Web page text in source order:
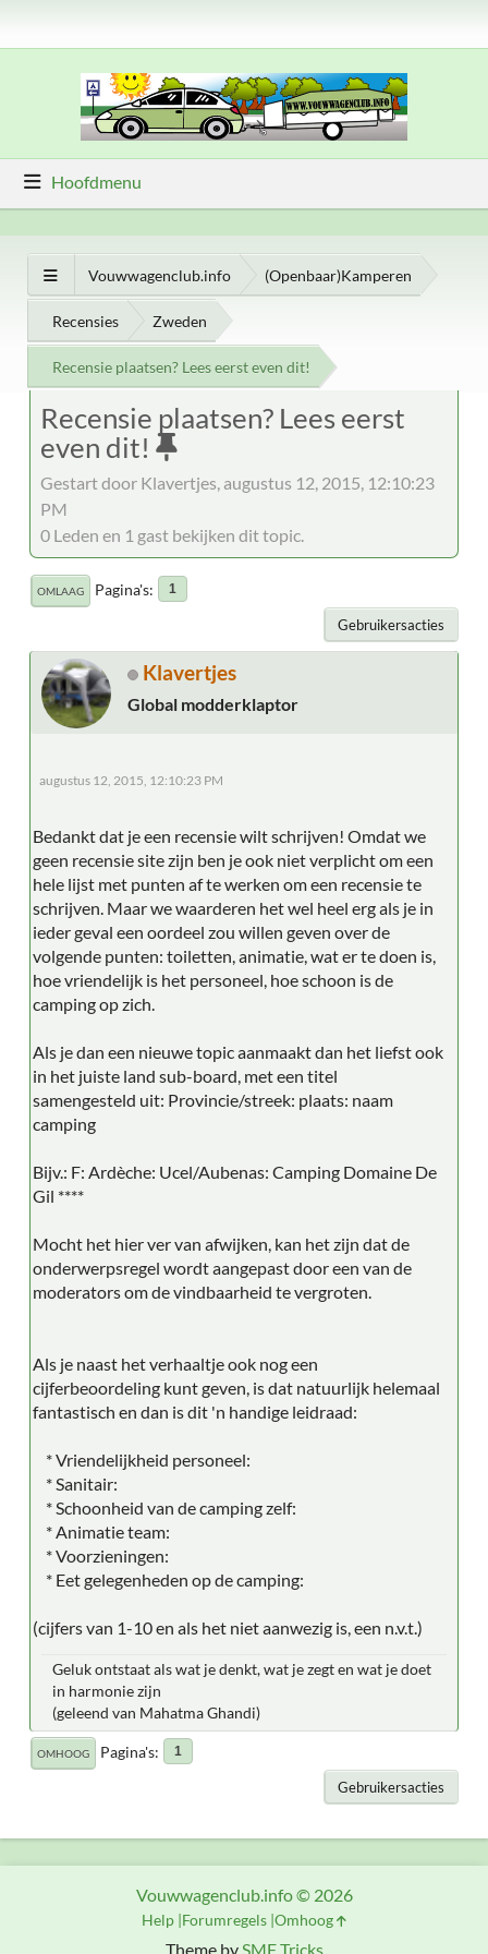
Hoofdmenu
Vouwwagenclub.info (Openbaar)Kamperen
Recensies Zweden
Recensie plaatsen? Lees eerst even dit!
Recensie plaatsen? Lees eerst
even dit!
Gestart door Klavertjes, augustus 12, 2015, 12:10:23
PM
0 Leden en 1 gast bekijken dit topic.
OMLAAG Pagina's 1
Gebruikersacties
Klavertjes
Global modderklaptor
augustus 12, 2015, 12:10:23 PM
Bedankt dat je een recensie wilt schrijven! Omdat we
geen recensie site zijn ben je ook niet verplicht om een
hele lijst met punten af te werken om een recensie te
schrijven. Maar we waarderen het wel heel erg als je in
ieder geval een oordeel zou willen geven over de
volgende punten: toiletten, animatie, wat er te doen is,
hoe vriendelijk is het personeel, hoe schoon is de
camping op zich.
Als je dan een nieuwe topic aanmaakt dan het liefst ook
in het juiste land sub-board, met een titel
samengesteld uit: Provincie/streek: plaats: naam
camping
Bijv.: F: Ardèche: Ucel/Aubenas: Camping Domaine De
Gil ****
Mocht het hier ver van afwijken, kan het zijn dat de
onderwerpsregel wordt aangepast door een van de
moderators om de vindbaarheid te vergroten.
Als je naast het verhaaltje ook nog een
cijferbeoordeling kunt geven, is dat natuurlijk helemaal
fantastisch en dan is dit 'n handige leidraad:
* Vriendelijkheid personeel:
* Sanitair:
* Schoonheid van de camping zelf:
* Animatie team:
* Voorzieningen:
* Eet gelegenheden op de camping:
(cijfers van 1-10 en als het niet aanwezig is, een n.v.t.)
Geluk ontstaat als wat je denkt, wat je zegt en wat je doet
in harmonie zijn
(geleend van Mahatma Ghandi)
OMHOOG Pagina's 1
Gebruikersacties
Theme by SMF Tricks
Vouwwagenclub.info © 2026
Help Forumregels Omhoog